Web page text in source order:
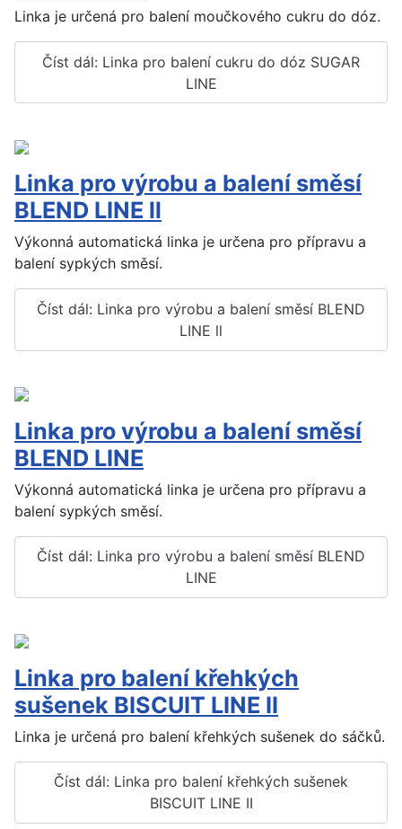
Linka je určená pro balení moučkového cukru do dóz.
Číst dál: Linka pro balení cukru do dóz SUGAR
LINE
Linka pro výrobu a balení směsí
BLEND LINE ll
Výkonná automatická linka je určena pro přípravu a
balení sypkých směsí.
Číst dál: Linka pro výrobu a balení směsí BLEND
LINE ll
Linka pro výrobu a balení směsí
BLEND LINE
Výkonná automatická linka je určena pro přípravu a
balení sypkých směsí.
Číst dál: Linka pro výrobu a balení směsí BLEND
LINE
Linka pro balení křehkých
sušenek BISCUIT LINE II
Linka je určená pro balení křehkých sušenek do sáčků.
Číst dál: Linka pro balení křehkých sušenek
BISCUIT LINE II